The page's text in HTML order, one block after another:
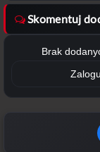
Skomentuj
Brak